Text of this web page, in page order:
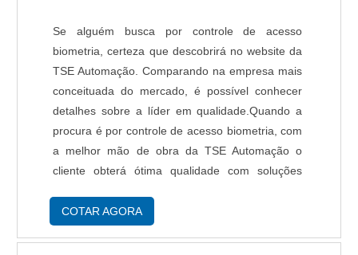
Se alguém busca por controle de acesso
biometria, certeza que descobrirá no website da
TSE Automação. Comparando na empresa mais
conceituada do mercado, é possível conhecer
detalhes sobre a líder em qualidade.Quando a
procura é por controle de acesso biometria, com
a melhor mão de obra da TSE Automação o
cliente obterá ótima qualidade com soluções
baseado em microcomputadores.MAIS
INFORMAÇÕ...
COTAR AGORA